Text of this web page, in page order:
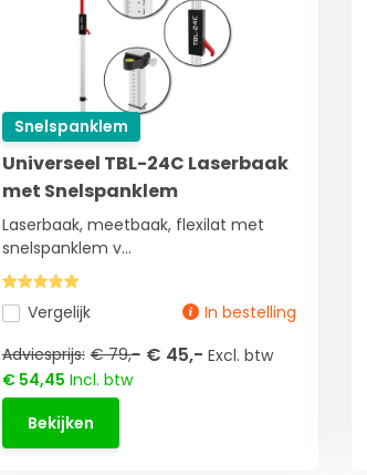
Snelspanklem
Universeel TBL-24C Laserbaak
met Snelspanklem
Laserbaak, meetbaak, flexilat met
snelspanklem v...
Vergelijk
In bestelling
Adviesprijs: € 79,- € 45,- Excl. btw
€ 54,45 Incl. btw
Bekijken